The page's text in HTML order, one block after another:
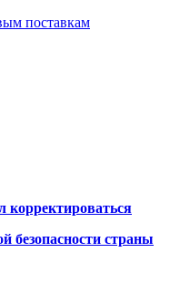
поставкам
корректироваться
безопасности страны